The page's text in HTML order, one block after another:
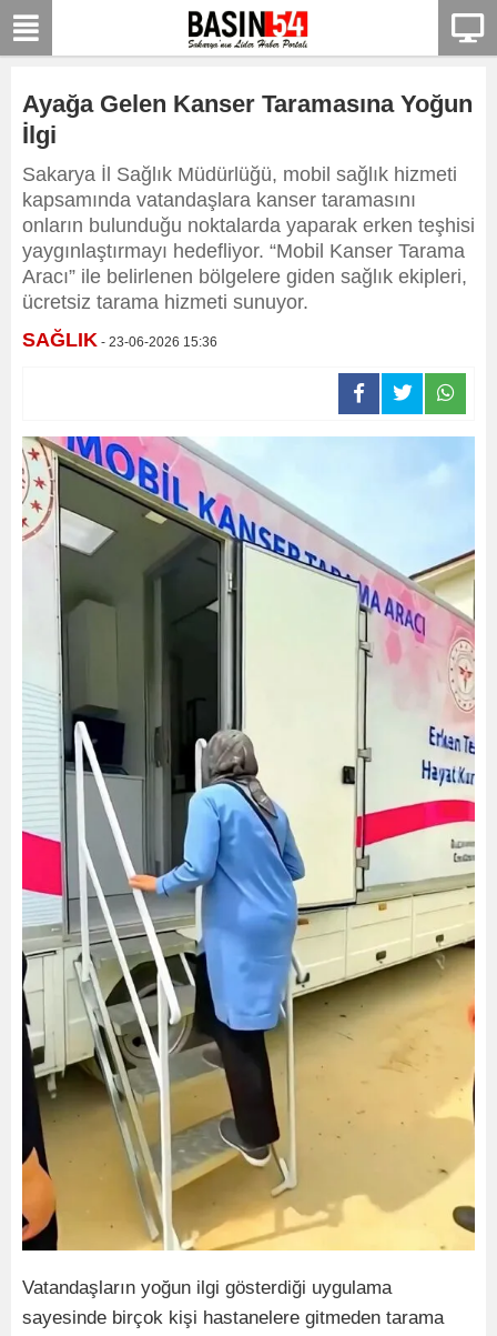
Ayağa Gelen Kanser Taramasına Yoğun
İlgi
Sakarya İl Sağlık Müdürlüğü, mobil sağlık hizmeti
kapsamında vatandaşlara kanser taramasını
onların bulunduğu noktalarda yaparak erken teşhisi
yaygınlaştırmayı hedefliyor. “Mobil Kanser Tarama
Aracı” ile belirlenen bölgelere giden sağlık ekipleri,
ücretsiz tarama hizmeti sunuyor.
SAĞLIK - 23-06-2026 15:36
Vatandaşların yoğun ilgi gösterdiği uygulama
sayesinde birçok kişi hastanelere gitmeden tarama